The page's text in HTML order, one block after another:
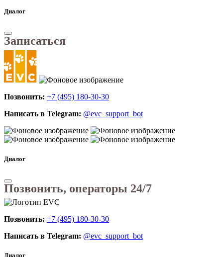
Диалог
Записаться
Позвонить: +7 (495) 180-30-30
Написать в Telegram: @evc_support_bot
Диалог
Позвонить, операторы 24/7
Позвонить: +7 (495) 180-30-30
Написать в Telegram: @evc_support_bot
Диалог